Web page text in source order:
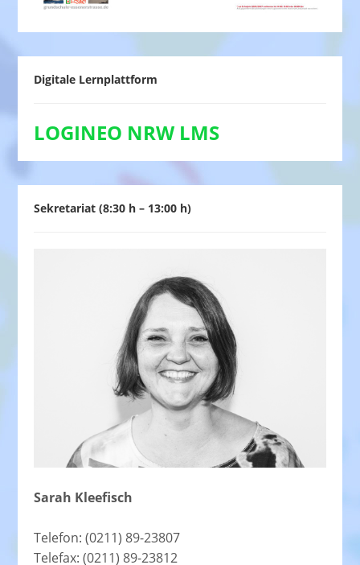
Digitale Lernplattform
LOGINEO NRW LMS
Sekretariat (8:30 h – 13:00 h)
Sarah Kleefisch
Telefon: (0211) 89-23807
Telefax: (0211) 89-23812